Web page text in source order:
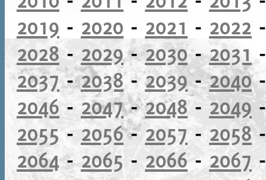
2019 - 2020 - 2021 - 2022
2028- 2029-2030-2031
2037-2038-2039-2040
2046 - 2047-2048 -2049
2055 - 2056-2057- 2058
2064-2065 - 2066- 2067